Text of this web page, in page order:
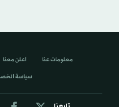
معلومات عنا اعلن معنا
سياسة